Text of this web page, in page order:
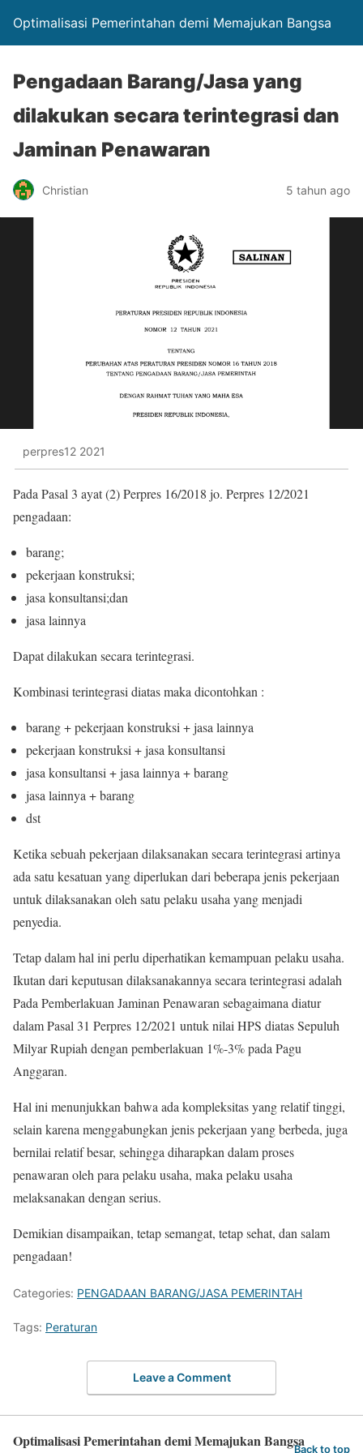
Optimalisasi Pemerintahan demi Memajukan Bangsa
Pengadaan Barang/Jasa yang
dilakukan secara terintegrasi dan
Jaminan Penawaran
Christian 5 tahun ago
perpres12 2021
Pada Pasal 3 ayat (2) Perpres 16/2018 jo. Perpres 12/2021
pengadaan:
barang;
pekerjaan konstruksi;
jasa konsultansi;dan
jasa lainnya
Dapat dilakukan secara terintegrasi.
Kombinasi terintegrasi diatas maka dicontohkan :
barang + pekerjaan konstruksi + jasa lainnya
pekerjaan konstruksi + jasa konsultansi
jasa konsultansi + jasa lainnya + barang
jasa lainnya + barang
dst
Ketika sebuah pekerjaan dilaksanakan secara terintegrasi artinya
ada satu kesatuan yang diperlukan dari beberapa jenis pekerjaan
untuk dilaksanakan oleh satu pelaku usaha yang menjadi
penyedia.
Tetap dalam hal ini perlu diperhatikan kemampuan pelaku usaha.
Ikutan dari keputusan dilaksanakannya secara terintegrasi adalah
Pada Pemberlakuan Jaminan Penawaran sebagaimana diatur
dalam Pasal 31 Perpres 12/2021 untuk nilai HPS diatas Sepuluh
Milyar Rupiah dengan pemberlakuan 1%-3% pada Pagu
Anggaran.
Hal ini menunjukkan bahwa ada kompleksitas yang relatif tinggi,
selain karena menggabungkan jenis pekerjaan yang berbeda, juga
bernilai relatif besar, sehingga diharapkan dalam proses
penawaran oleh para pelaku usaha, maka pelaku usaha
melaksanakan dengan serius.
Demikian disampaikan, tetap semangat, tetap sehat, dan salam
pengadaan!
Categories: PENGADAAN BARANG/JASA PEMERINTAH
Tags: Peraturan
Leave a Comment
Optimalisasi Pemerintahan demi Memajukan BangsaBack to top